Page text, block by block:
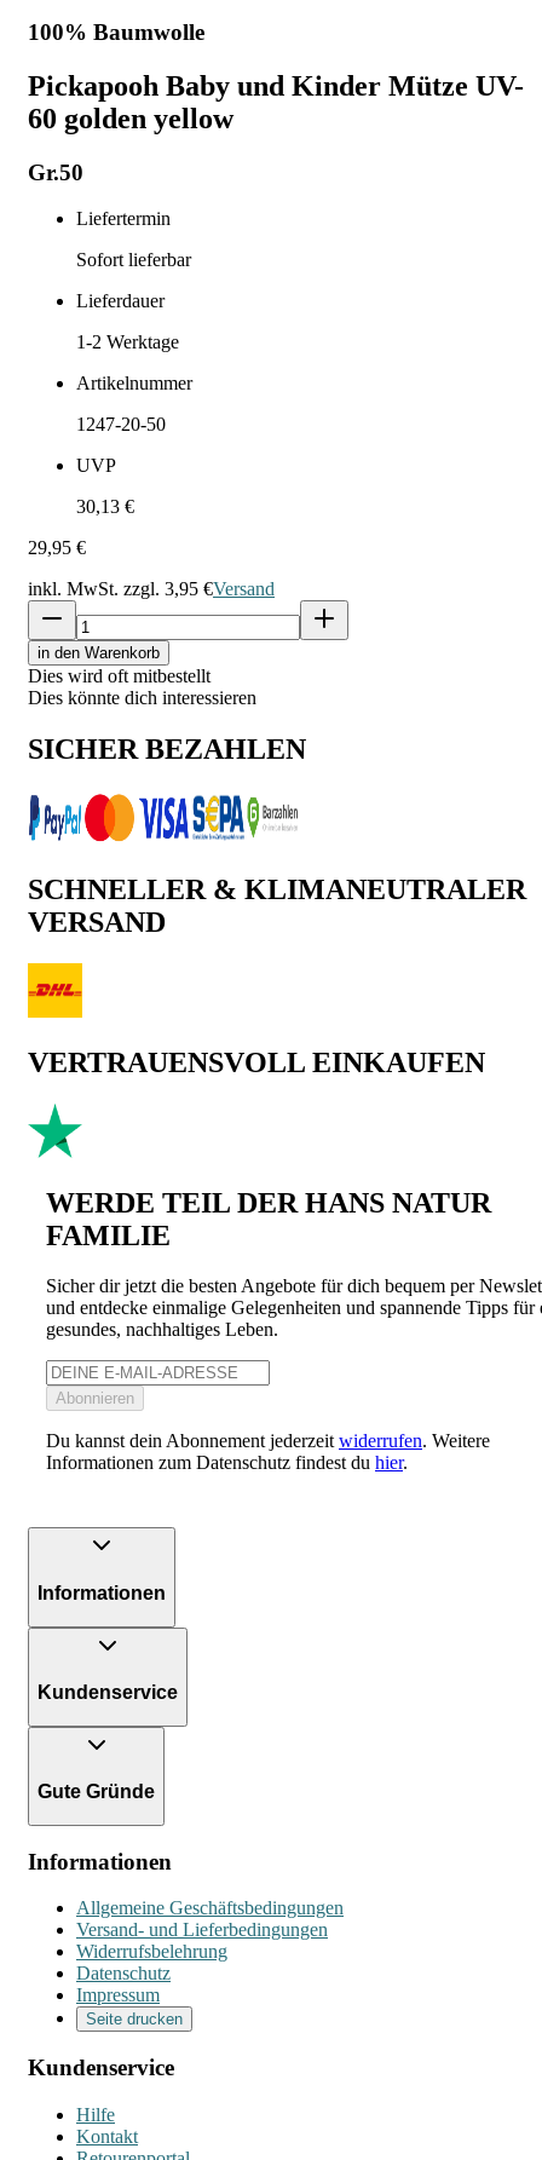
100% Baumwolle
Pickapooh Baby und Kinder Mütze UV-
60 golden yellow
Gr.50
Liefertermin
Sofort lieferbar
Lieferdauer
1-2 Werktage
Artikelnummer
1247-20-50
UVP
30,13 €
29,95 €
inkl. MwSt. zzgl. 3,95 €Versand
in den Warenkorb
Dies wird oft mitbestellt
Dies könnte dich interessieren
SICHER BEZAHLEN
SCHNELLER & KLIMANEUTRALER
VERSAND
VERTRAUENSVOLL EINKAUFEN
WERDE TEIL DER HANS NATUR
FAMILIE
Sicher dir jetzt die besten Angebote für dich bequem per
und entdecke einmalige Gelegenheiten und spannende Tipps für
gesundes, nachhaltiges Leben.
Abonnieren
Du kannst dein Abonnement jederzeitwiderrufen. Weitere
Informationen zum Datenschutz findest du hier.
Informationen
Kundenservice
Gute Gründe
Informationen
Allgemeine Geschäftsbedingungen
Versand- und Lieferbedingungen
Widerrufsbelehrung
Datenschutz
Impressum
Seite drucken
Kundenservice
Hilfe
Kontakt